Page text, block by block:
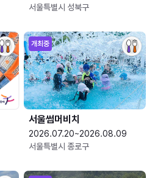
서울특별시 성북구
개최중
서울썸머비치
2026.07.20~2026.08.09
서울특별시 종로구